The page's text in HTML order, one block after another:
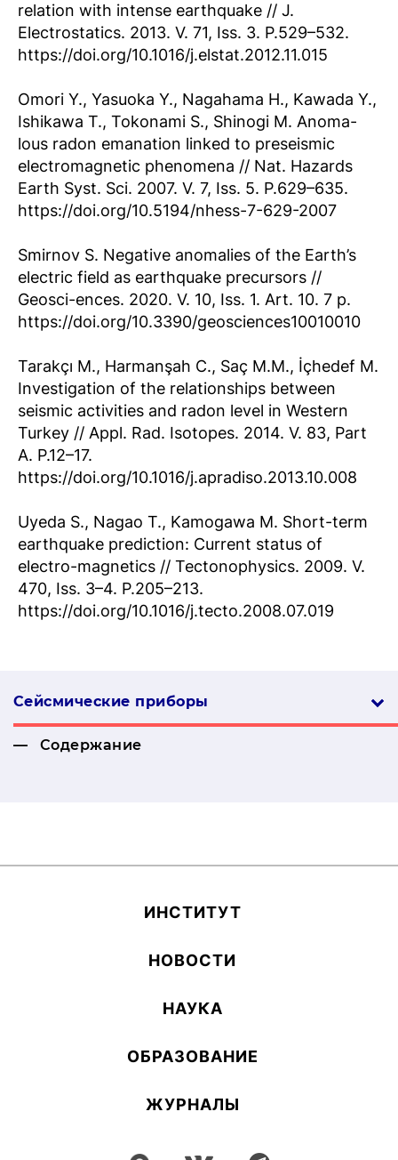
relation with intense earthquake // J.
Electrostatics. 2013. V. 71, Iss. 3. P.529–532.
https://doi.org/10.1016/j.elstat.2012.11.015
Omori Y., Yasuoka Y., Nagahama H., Kawada Y.,
Ishikawa T., Tokonami S., Shinogi M. Anoma-
lous radon emanation linked to preseismic
electromagnetic phenomena // Nat. Hazards
Earth Syst. Sci. 2007. V. 7, Iss. 5. P.629–635.
https://doi.org/10.5194/nhess-7-629-2007
Smirnov S. Negative anomalies of the Earth’s
electric field as earthquake precursors //
Geosci-ences. 2020. V. 10, Iss. 1. Art. 10. 7 p.
https://doi.org/10.3390/geosciences10010010
Tarakçı M., Harmanşah C., Saç M.M., İçhedef M.
Investigation of the relationships between
seismic activities and radon level in Western
Turkey // Appl. Rad. Isotopes. 2014. V. 83, Part
A. P.12–17.
https://doi.org/10.1016/j.apradiso.2013.10.008
Uyeda S., Nagao T., Kamogawa M. Short-term
earthquake prediction: Current status of
electro-magnetics // Tectonophysics. 2009. V.
470, Iss. 3–4. P.205–213.
https://doi.org/10.1016/j.tecto.2008.07.019
Сейсмические приборы
Содержание
ИН­СТИ­ТУТ
НОВОСТИ
НАУКА
ОБ­РА­ЗОВА­НИЕ
ЖУРНАЛЫ